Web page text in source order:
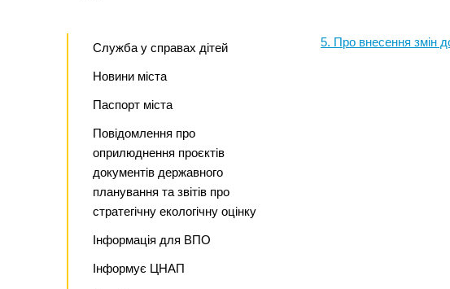
Служба у справах дітей
Новини міста
Паспорт міста
Повідомлення про
оприлюднення проєктів
документів державного
планування та звітів про
стратегічну екологічну оцінку
Інформація для ВПО
Інформує ЦНАП
5. Про внесення змін